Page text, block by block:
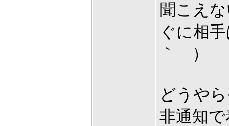
聞こえ
ぐに相
｀ ）
どうや
非通知